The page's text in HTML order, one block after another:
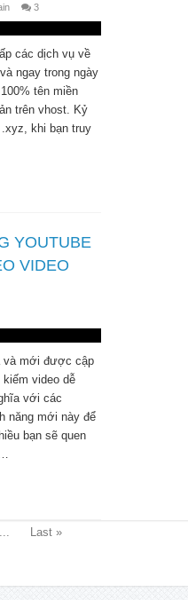
3
các dịch vụ về
ngay trong ngày
tên miền
trên vhost. Kỷ
khi bạn truy
YOUTUBE
VIDEO
và mới được cập
video dễ
với các
năng mới này để
bạn sẽ quen
Last »